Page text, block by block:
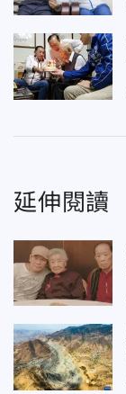
延伸閱讀